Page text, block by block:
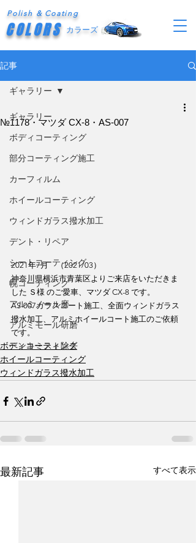
Polish & Coating
COLORS カラーズ
記事
ギャラリー
ボディコーティング
部分コーティング施工
カーフィルム
ホイールコーティング
ウィンドガラス撥水加工
デント・リペア
シートコーティング
幌コーティング
アルミノール磨
アルミモール研磨
ペンキミスト除去
ギャラリー
№1178・マツダ CX-8・AS-007
2021年7月　（2021/03）
神奈川県横浜市青葉区よりご来店をいただきま
した Ｓ様 のご愛車、マツダ CX-8 です。
AS-007ガラスコート施工、全面ウィンドガラス
撥水加工、アルミホイールコート施工のご依頼
です。
ボディコーティング
ホイールコーティング
ウィンドガラス撥水加工
最新記事 すべて表示